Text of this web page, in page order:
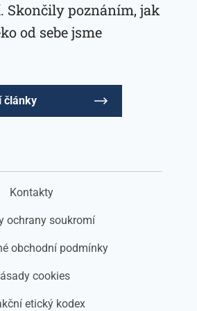
Skončily poznáním, jak
od sebe jsme
články
Kontakty
ochrany soukromí
obchodní podmínky
cookies
etický kodex